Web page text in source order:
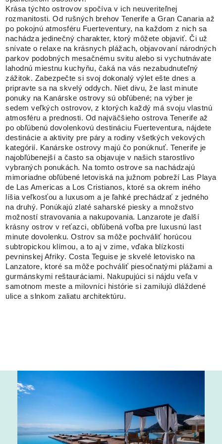
Krása týchto ostrovov spočíva v ich neuveriteľnej
rozmanitosti. Od rušných brehov Tenerife a Gran Canaria až
po pokojnú atmosféru Fuerteventury, na každom z nich sa
nachádza jedinečný charakter, ktorý môžete objaviť. Či už
snívate o relaxe na krásnych plážach, objavovaní národných
parkov podobných mesačnému svitu alebo si vychutnávate
lahodnú miestnu kuchyňu, čaká na vás nezabudnuteľný
zážitok. Zabezpečte si svoj dokonalý výlet ešte dnes a
pripravte sa na skvelý oddych. Niet divu, že last minute
ponuky na Kanárske ostrovy sú obľúbené; na výber je
sedem veľkých ostrovov, z ktorých každý má svoju vlastnú
atmosféru a prednosti. Od najväčšieho ostrova Tenerife až
po obľúbenú dovolenkovú destináciu Fuerteventura, nájdete
destinácie a aktivity pre páry a rodiny všetkých vekových
kategórií. Kanárske ostrovy majú čo ponúknuť. Tenerife je
najobľúbenejší a často sa objavuje v našich starostlivo
vybraných ponukách. Na tomto ostrove sa nachádzajú
mimoriadne obľúbené letoviská na južnom pobreží Las Playa
de Las Americas a Los Cristianos, ktoré sa okrem iného
líšia veľkosťou a luxusom a je ľahké prechádzať z jedného
na druhý. Ponúkajú zlaté saharské piesky a množstvo
možností stravovania a nakupovania. Lanzarote je ďalší
krásny ostrov v reťazci, obľúbená voľba pre luxusnú last
minute dovolenku. Ostrov sa môže pochváliť horúcou
subtropickou klímou, a to aj v zime, vďaka blízkosti
pevninskej Afriky. Costa Teguise je skvelé letovisko na
Lanzatore, ktoré sa môže pochváliť piesočnatými plážami a
gurmánskymi reštauráciami. Nakupujúci si nájdu veľa v
samotnom meste a milovníci histórie si zamilujú dláždené
ulice a slnkom zaliatu architektúru.